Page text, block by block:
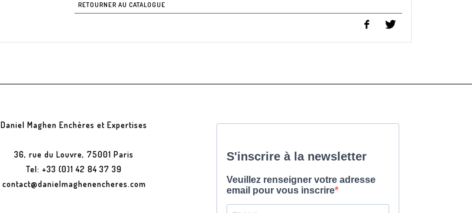
RETOURNER AU CATALOGUE
Daniel Maghen Enchères et Expertises
36, rue du Louvre, 75001 Paris
Tel: +33 (0)1 42 84 37 39
contact@danielmaghenencheres.com